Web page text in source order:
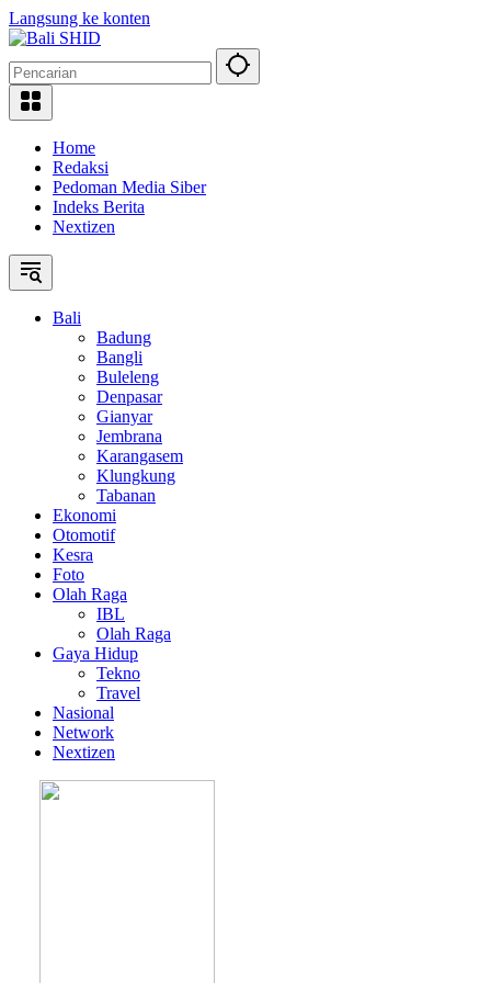
Langsung ke konten
Home
Redaksi
Pedoman Media Siber
Indeks Berita
Nextizen
Bali
Badung
Bangli
Buleleng
Denpasar
Gianyar
Jembrana
Karangasem
Klungkung
Tabanan
Ekonomi
Otomotif
Kesra
Foto
Olah Raga
IBL
Olah Raga
Gaya Hidup
Tekno
Travel
Nasional
Network
Nextizen